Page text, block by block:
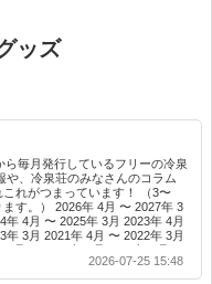
ッズ
ら毎月発行しているフリーの冷泉
や、冷泉荘のみなさんのコラム
れがつまっています！ （3〜
す。） 2026年 4月 〜 2027年 3
年 4月 〜 2025年 3月 2023年 4月
年 3月 2021年 4月 〜 2022年 3月
4月 〜 2020年 3月 2018年 4月 〜
3月 2016年 4月 〜 2017年 3月
4月 〜 2015年 3月 2013...
2026-07-25 15:48